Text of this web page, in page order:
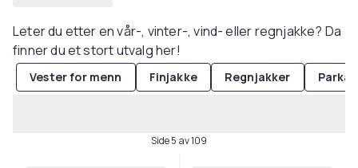
Leter du etter en vår-, vinter-, vind- eller regnjakke? Da
finner du et stort utvalg her!
Vester for menn Finjakke Regnjakker Parkas
Side 5 av 109